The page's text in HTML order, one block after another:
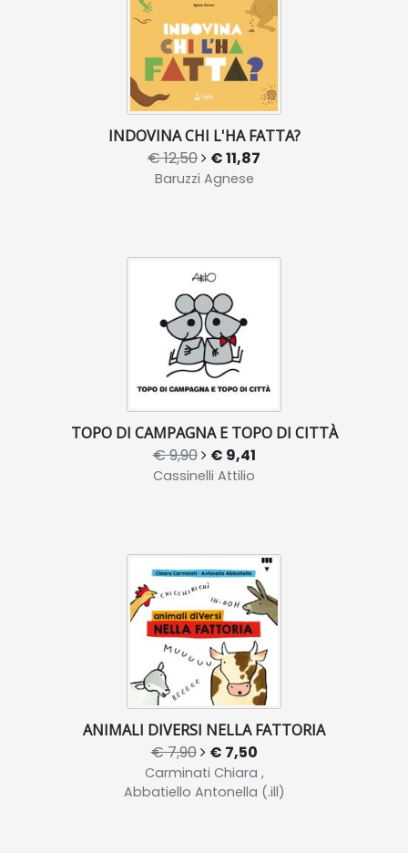
INDOVINA CHI L'HA FATTA?
€ 12,50 € 11,87
Baruzzi Agnese
TOPO DI CAMPAGNA E TOPO DI CITTÀ
€ 9,90 € 9,41
Cassinelli Attilio
ANIMALI DIVERSI NELLA FATTORIA
€ 7,90 € 7,50
Carminati Chiara ,
Abbatiello Antonella (.ill)